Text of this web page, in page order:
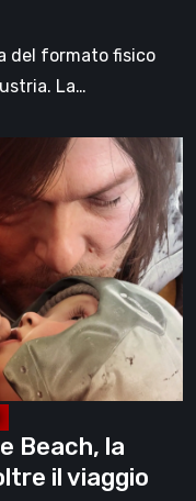
del formato fisico
La…
Beach, la
il viaggio